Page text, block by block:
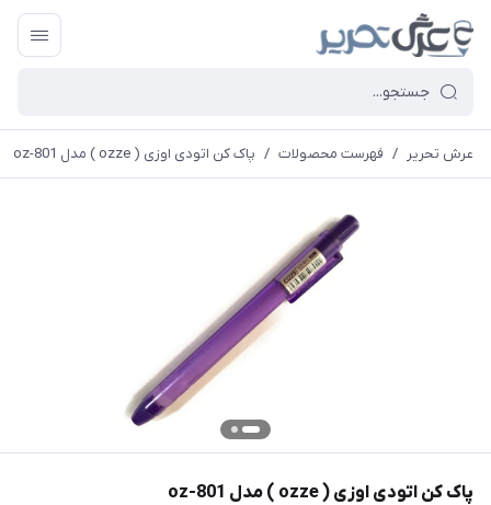
عرش تحریر / فهرست محصولات / پاک کن اتودی اوزی ( ozze ) مدل oz-801
پاک کن اتودی اوزی ( ozze ) مدل oz-801